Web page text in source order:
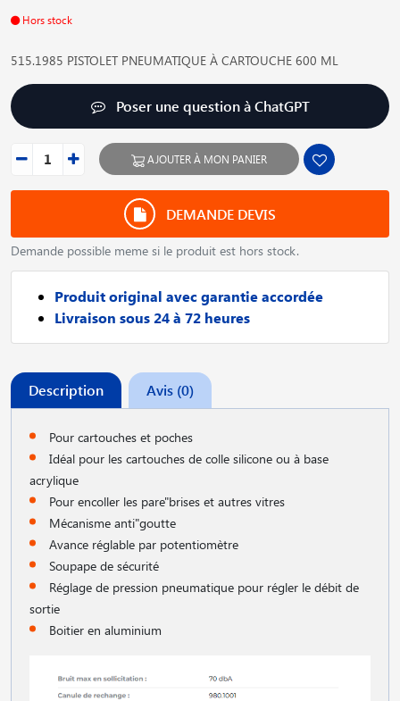
Hors stock
515.1985 PISTOLET PNEUMATIQUE À CARTOUCHE 600 ML
Poser une question à ChatGPT
AJOUTER À MON PANIER
DEMANDE DEVIS
Demande possible meme si le produit est hors stock.
Produit original avec garantie accordée
Livraison sous 24 à 72 heures
Description Avis (0)
Pour cartouches et poches
Idéal pour les cartouches de colle silicone ou à base
acrylique
Pour encoller les pare"brises et autres vitres
Mécanisme anti"goutte
Avance réglable par potentiomètre
Soupape de sécurité
Réglage de pression pneumatique pour régler le débit de
sortie
Boitier en aluminium